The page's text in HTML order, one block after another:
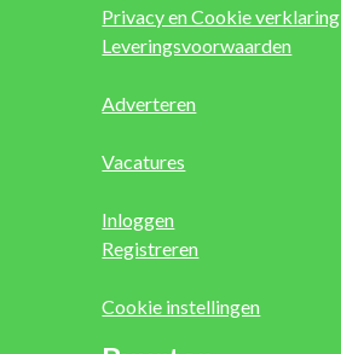
Privacy en Cookie verklaring
Leveringsvoorwaarden
Adverteren
Vacatures
Inloggen
Registreren
Cookie instellingen